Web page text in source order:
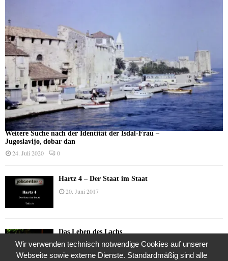
Weitere Suche nach der Identität der Isdal-Frau –
Jugoslavijo, dobar dan
24. Juli 2020 0
Hartz 4 – Der Staat im Staat
20. Juni 2017
Das Leben des Lachs
12. Oktober 2020
Wir verwenden technisch notwendige Cookies auf unserer
Webseite sowie externe Dienste. Standardmäßig sind alle